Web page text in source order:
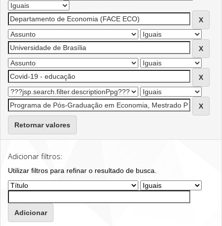
Retornar valores
Adicionar filtros:
Utilizar filtros para refinar o resultado de busca.